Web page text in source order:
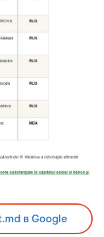
в Google